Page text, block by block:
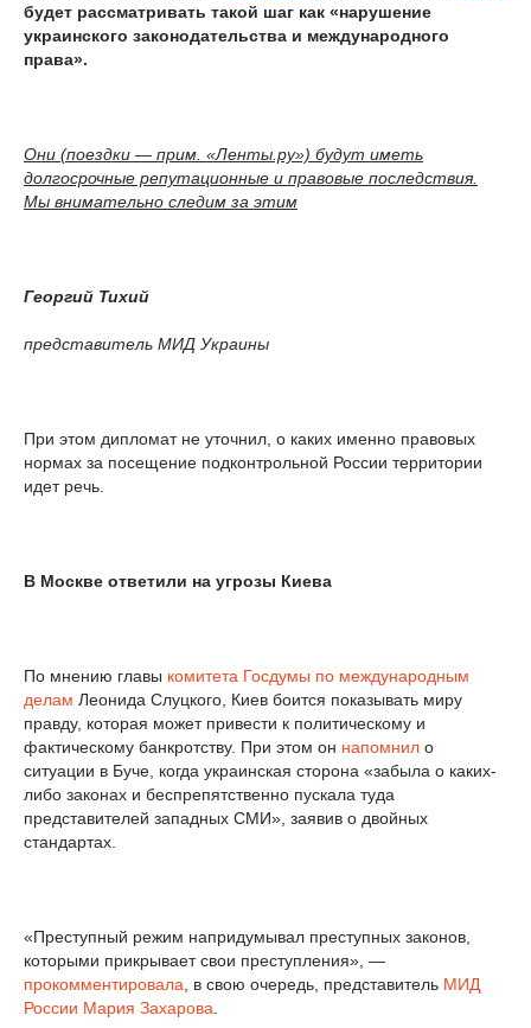
будет рассматривать такой шаг как «нарушение
украинского законодательства и международного
права».
Они (поездки — прим. «Ленты.ру») будут иметь
долгосрочные репутационные и правовые последствия.
Мы внимательно следим за этим
Георгий Тихий
представитель МИД Украины
При этом дипломат не уточнил, о каких именно правовых
нормах за посещение подконтрольной России территории
идет речь.
В Москве ответили на угрозы Киева
По мнению главы комитета Госдумы по международным
делам Леонида Слуцкого, Киев боится показывать миру
правду, которая может привести к политическому и
фактическому банкротству. При этом он напомнил о
ситуации в Буче, когда украинская сторона «забыла о каких-
либо законах и беспрепятственно пускала туда
представителей западных СМИ», заявив о двойных
стандартах.
«Преступный режим напридумывал преступных законов,
которыми прикрывает свои преступления», —
прокомментировала , в свою очередь, представитель МИД
России Мария Захарова